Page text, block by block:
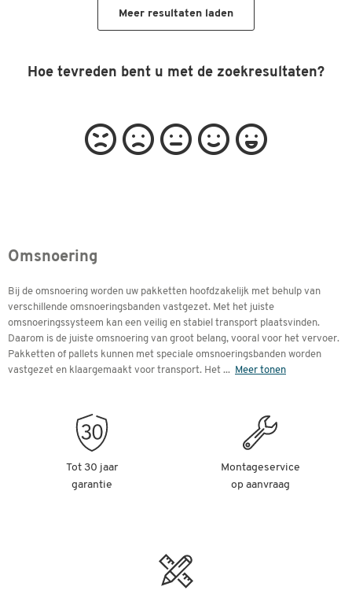
Meer resultaten laden
Hoe tevreden bent u met de zoekresultaten?
Omsnoering
Bij de omsnoering worden uw pakketten hoofdzakelijk met behulp van
verschillende omsnoeringsbanden vastgezet. Met het juiste
omsnoeringssysteem kan een veilig en stabiel transport plaatsvinden.
Daarom is de juiste omsnoering van groot belang, vooral voor het vervoer.
Pakketten of pallets kunnen met speciale omsnoeringsbanden worden
vastgezet en klaargemaakt voor transport. Het ... Meer tonen
Tot 30 jaar
garantie
Montageservice
op aanvraag